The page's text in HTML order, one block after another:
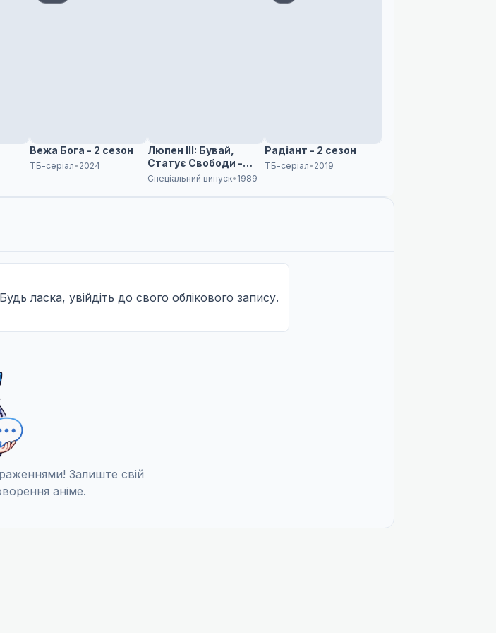
Вежа Бога - 2 сезон
ТБ-серіал• 2024
Люпен III: Бувай,
Статує Свободи -
Криза на межі!
Спеціальний випуск• 1989
Радіант - 2 сезон
ТБ-серіал• 2019
ласка, увійдіть до свого облікового запису.
Залиште свій
аніме.